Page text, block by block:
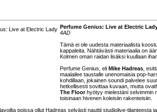
Perfume Genius: Live at Electric
4AD
Tämä ei ole uudesta materiaalista
kappaleita. Nähtävästi materiaalia on
Kolmen oman raidan lisäksi kuullaan
Perfume Genius, eli Mike Hadreas ,
maalailee taustalle unenomaisia pop-
kohdillaan, jokainen soundi palvelee
hetkellisesti sovittaa kuvaan, mutta
The Floorhyötyy mielestäni selvimmin
toisinaan hivenen koleisiin rakenteisiin.
poissa ollut Hadreas selvästi nauttii studiolive-tilanteesta